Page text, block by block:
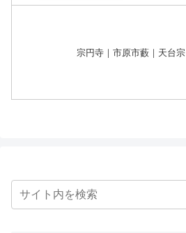
宗円寺｜市原市藪｜天台宗